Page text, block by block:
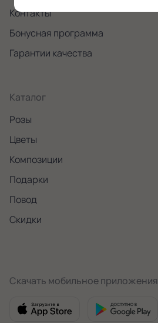
Контакты
Бонусная программа
Гарантии качества
Каталог
Розы
Цветы
Композиции
Подарки
Повод
Скидки
Скачать мобильное приложения